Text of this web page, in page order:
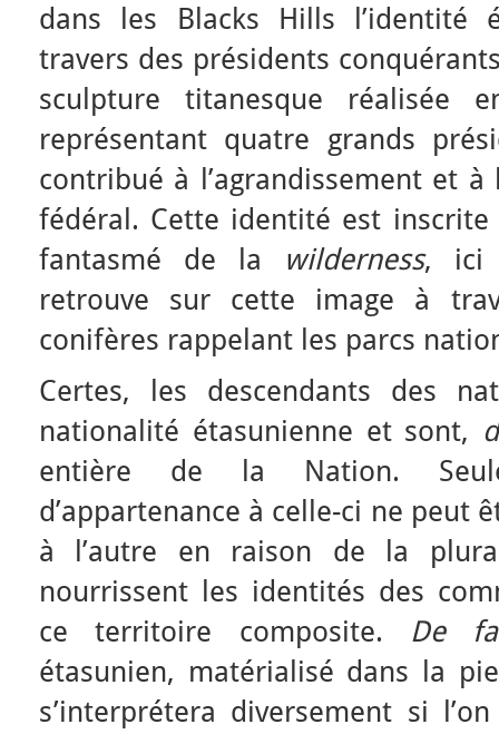
dans les Blacks Hills l’identité
travers des présidents
sculpture titanesque réalisée
représentant quatre grands
contribué à l’agrandissement et
fédéral. Cette identité est inscrite
fantasmé de la wilderness, ici
retrouve sur cette image à
conifères rappelant les parcs
Certes, les descendants des
nationalité étasunienne et sont,
entière de la Nation.
d’appartenance à celle-ci ne peut
à l’autre en raison de la
nourrissent les identités des
ce territoire composite. De
étasunien, matérialisé dans la
s’interprétera diversement si